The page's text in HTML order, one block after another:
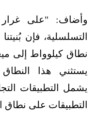
وأضاف: "على غرار
التسلسلية، فإن
نطاق كيلوواط إلى
يستثني هذا النطاق
يشمل التطبيقات
التطبيقات على نطاق